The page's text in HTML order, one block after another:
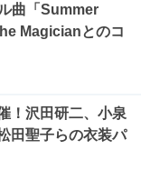
曲「Summer
Magicianとのコ
！沢田研二、小泉
田聖子らの衣装パ